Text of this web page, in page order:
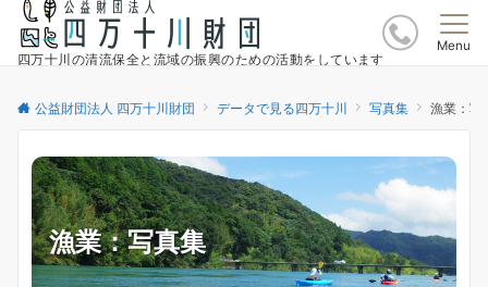
四万十川の清流保全と流域の振興のための活動をしています
Menu
公益財団法人 四万十川財団 データで見る四万十川 写真集 漁業：写
漁業：写真集